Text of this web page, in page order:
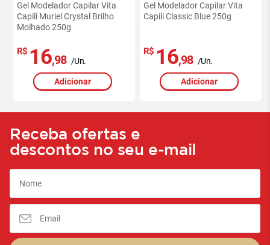
Gel Modelador Capilar Vita
Capili Muriel Crystal Brilho
Molhado 250g
R$ 16,98 /Un.
Adicionar
Gel Modelador Capilar Vita
Capili Classic Blue 250g
R$ 16,98 /Un.
Adicionar
Receba ofertas e
descontos no seu e-mail